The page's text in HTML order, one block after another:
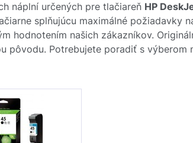
náplní určených pre tlačiareň HP
splňujúcu maximálné požiadavky
hodnotením našich zákazníkov.
pôvodu. Potrebujete poradiť s